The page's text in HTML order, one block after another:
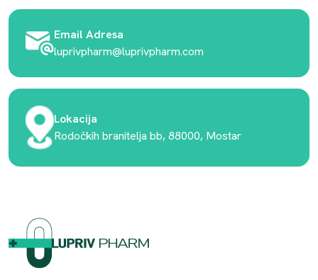
Email Adresa
luprivpharm@luprivpharm.com
Lokacija
Rodočkih branitelja bb, 88000, Mostar